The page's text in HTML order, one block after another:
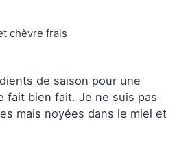
de saison pour une
fait bien fait. Je ne suis pas
mais noyées dans le miel et